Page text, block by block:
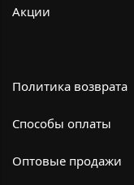
Акции
Политика возврата
Способы оплаты
Оптовые продажи